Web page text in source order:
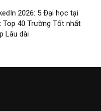
2026: 5 Đại học tại
Top 40 Trường Tốt nhất
Lâu dài